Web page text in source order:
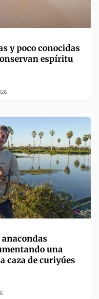
y poco conocidas
espíritu
una
caza de curiyúes